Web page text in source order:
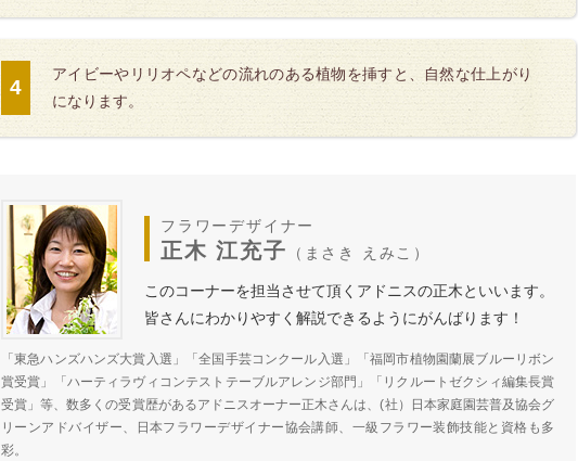
アイビーやリリオペなどの流れのある植物を挿すと、自然な仕上がり
になります。
フラワーデザイナー
正木 江充子 （まさき えみこ）
このコーナーを担当させて頂くアドニスの正木といいます。
皆さんにわかりやすく解説できるようにがんばります！
「東急ハンズハンズ大賞入選」「全国手芸コンクール入選」「福岡市植物園蘭展ブルーリボン
賞受賞」「ハーティラヴィコンテストテーブルアレンジ部門」「リクルートゼクシィ編集長賞
受賞」等、数多くの受賞歴があるアドニスオーナー正木さんは、(社）日本家庭園芸普及協会グ
リーンアドバイザー、日本フラワーデザイナー協会講師、一級フラワー装飾技能と資格も多
彩。